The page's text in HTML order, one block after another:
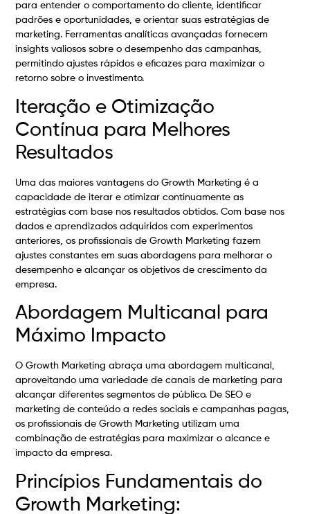
para entender o comportamento do cliente, identificar
padrões e oportunidades, e orientar suas estratégias de
marketing. Ferramentas analíticas avançadas fornecem
insights valiosos sobre o desempenho das campanhas,
permitindo ajustes rápidos e eficazes para maximizar o
retorno sobre o investimento.
Iteração e Otimização
Contínua para Melhores
Resultados
Uma das maiores vantagens do Growth Marketing é a
capacidade de iterar e otimizar continuamente as
estratégias com base nos resultados obtidos. Com base nos
dados e aprendizados adquiridos com experimentos
anteriores, os profissionais de Growth Marketing fazem
ajustes constantes em suas abordagens para melhorar o
desempenho e alcançar os objetivos de crescimento da
empresa.
Abordagem Multicanal para
Máximo Impacto
O Growth Marketing abraça uma abordagem multicanal,
aproveitando uma variedade de canais de marketing para
alcançar diferentes segmentos de público. De SEO e
marketing de conteúdo a redes sociais e campanhas pagas,
os profissionais de Growth Marketing utilizam uma
combinação de estratégias para maximizar o alcance e
impacto da empresa.
Princípios Fundamentais do
Growth Marketing: